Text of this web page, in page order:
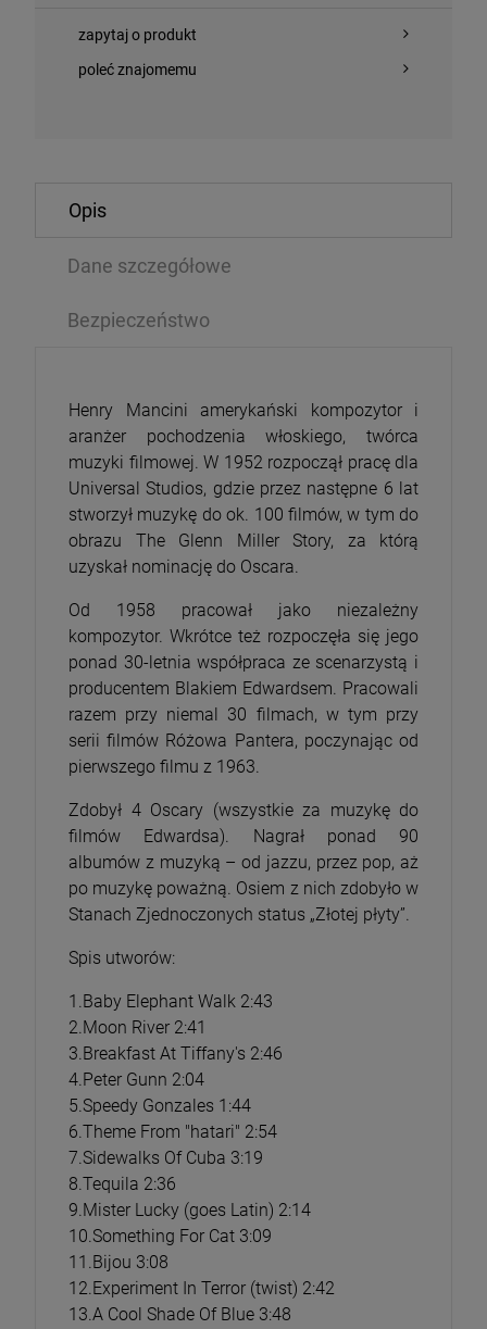
63,99 zł
zapytaj o produkt
poleć znajomemu
Opis
Dane szczegółowe
Bezpieczeństwo
Henry Mancini amerykański kompozytor i
aranżer pochodzenia włoskiego, twórca
muzyki filmowej. W 1952 rozpoczął pracę dla
Universal Studios, gdzie przez następne 6 lat
stworzył muzykę do ok. 100 filmów, w tym do
obrazu The Glenn Miller Story, za którą
uzyskał nominację do Oscara.
Od 1958 pracował jako niezależny
kompozytor. Wkrótce też rozpoczęła się jego
ponad 30-letnia współpraca ze scenarzystą i
producentem Blakiem Edwardsem. Pracowali
razem przy niemal 30 filmach, w tym przy
serii filmów Różowa Pantera, poczynając od
pierwszego filmu z 1963.
Zdobył 4 Oscary (wszystkie za muzykę do
filmów Edwardsa). Nagrał ponad 90
albumów z muzyką – od jazzu, przez pop, aż
po muzykę poważną. Osiem z nich zdobyło w
Stanach Zjednoczonych status „Złotej płyty”.
Spis utworów:
1.Baby Elephant Walk 2:43
2.Moon River 2:41
3.Breakfast At Tiffany's 2:46
4.Peter Gunn 2:04
5.Speedy Gonzales 1:44
6.Theme From "hatari" 2:54
7.Sidewalks Of Cuba 3:19
8.Tequila 2:36
9.Mister Lucky (goes Latin) 2:14
10.Something For Cat 3:09
11.Bijou 3:08
12.Experiment In Terror (twist) 2:42
13.A Cool Shade Of Blue 3:48